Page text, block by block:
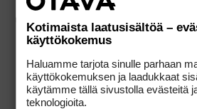
Kotimaista laatusisältöä –
käyttökokemus
Haluamme tarjota sinulle parhaan
käyttökokemuksen ja laadukkaat
käytämme tällä sivustolla evästeitä
teknologioita.